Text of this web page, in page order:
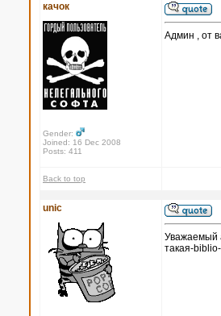
качок
Gender:
Joined: 16 Dec 2008
Posts: 411
Админ , от
Back to top
unic
Уважаемый
такая-